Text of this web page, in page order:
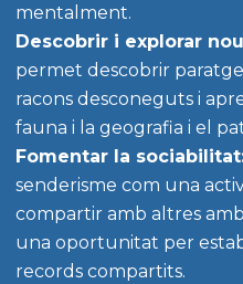
mentalment.
Descobrir i explorar
permet descobrir
racons desconeguts i
fauna i la geografia i el
Fomentar la
senderisme com una
compartir amb altres
una oportunitat per
records compartits.